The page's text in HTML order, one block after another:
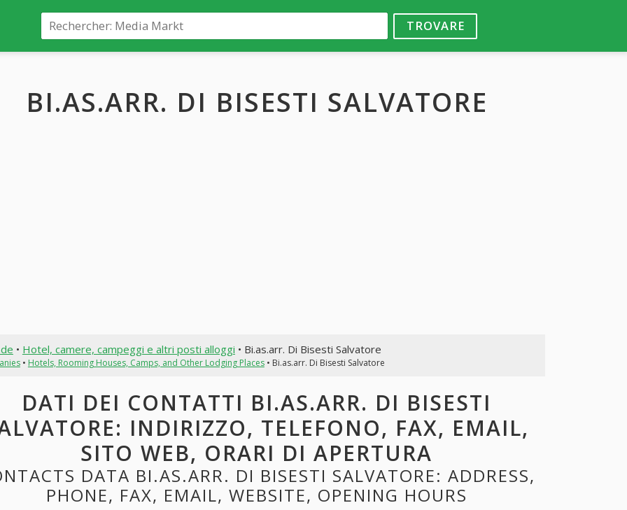
TROVARE
BI.AS.ARR. DI BISESTI SALVATORE
• Hotel, camere, campeggi e altri posti alloggi • Bi.as.arr. Di Bisesti Salvatore
• Hotels, Rooming Houses, Camps, and Other Lodging Places• Bi.as.arr. Di Bisesti Salvatore
DATI DEI CONTATTI BI.AS.ARR. DI BISESTI
INDIRIZZO, TELEFONO, FAX, EMAIL,
SITO WEB, ORARI DI APERTURA
DATA BI.AS.ARR. DI BISESTI SALVATORE: ADDRESS,
PHONE, FAX, EMAIL, WEBSITE, OPENING HOURS